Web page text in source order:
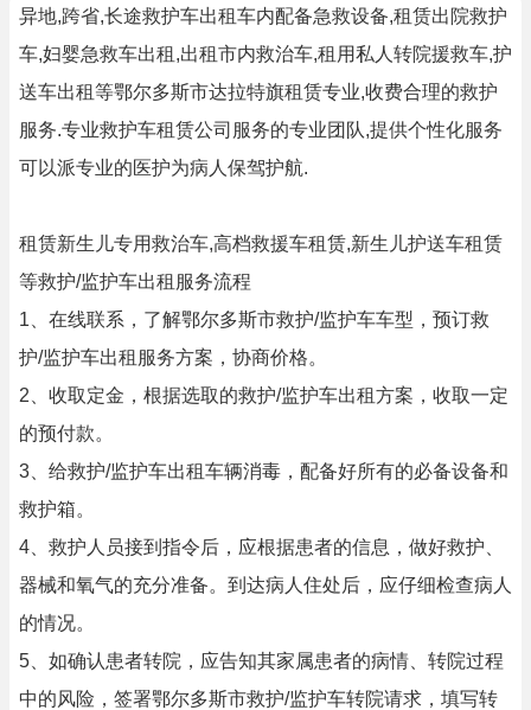
异地,跨省,长途救护车出租车内配备急救设备,租赁出院救护
车,妇婴急救车出租,出租市内救治车,租用私人转院援救车,护
送车出租等鄂尔多斯市达拉特旗租赁专业,收费合理的救护
服务.专业救护车租赁公司服务的专业团队,提供个性化服务
可以派专业的医护为病人保驾护航.
租赁新生儿专用救治车,高档救援车租赁,新生儿护送车租赁
等救护/监护车出租服务流程
1、在线联系，了解鄂尔多斯市救护/监护车车型，预订救
护/监护车出租服务方案，协商价格。
2、收取定金，根据选取的救护/监护车出租方案，收取一定
的预付款。
3、给救护/监护车出租车辆消毒，配备好所有的必备设备和
救护箱。
4、救护人员接到指令后，应根据患者的信息，做好救护、
器械和氧气的充分准备。到达病人住处后，应仔细检查病人
的情况。
5、如确认患者转院，应告知其家属患者的病情、转院过程
中的风险，签署鄂尔多斯市救护/监护车转院请求，填写转